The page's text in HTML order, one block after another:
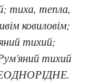
тиха, тепла,
ковиловім;
тихий;
тихий